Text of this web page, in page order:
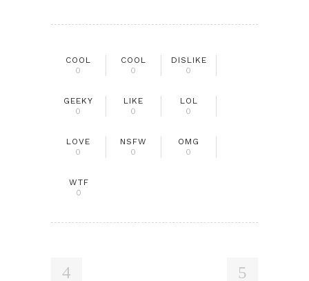
COOL
0
COOL
0
DISLIKE
0
GEEKY
0
LIKE
0
LOL
0
LOVE
0
NSFW
0
OMG
0
WTF
0